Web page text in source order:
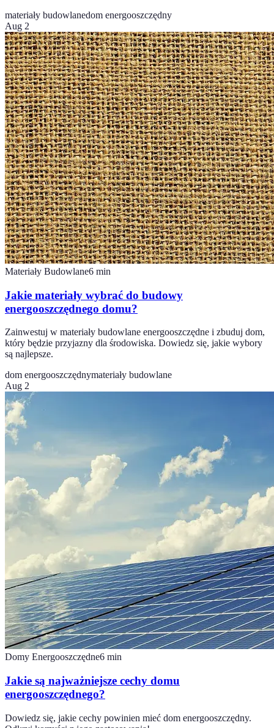
materiały budowlanedom energooszczędny
Aug 2
Materiały Budowlane6 min
Jakie materiały wybrać do budowy
energooszczędnego domu?
Zainwestuj w materiały budowlane energooszczędne i zbuduj dom,
który będzie przyjazny dla środowiska. Dowiedz się, jakie wybory
są najlepsze.
dom energooszczędnymateriały budowlane
Aug 2
Domy Energooszczędne6 min
Jakie są najważniejsze cechy domu
energooszczędnego?
Dowiedz się, jakie cechy powinien mieć dom energooszczędny.